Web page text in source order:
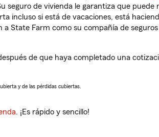
seguro de vivienda le garantiza que
incluso si está de vacaciones, está
State Farm como su compañía de
de que haya completado una
y de las pérdidas cubiertas.
. ¡Es rápido y sencillo!